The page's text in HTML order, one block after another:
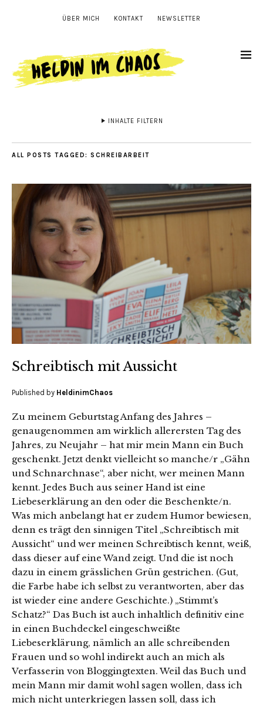
ÜBER MICH KONTAKT NEWSLETTER
INHALTE FILTERN
ALL POSTS TAGGED: SCHREIBARBEIT
Schreibtisch mit Aussicht
Published by HeldinimChaos
Zu meinem Geburtstag Anfang des Jahres –
genaugenommen am wirklich allerersten Tag des
Jahres, zu Neujahr – hat mir mein Mann ein Buch
geschenkt. Jetzt denkt vielleicht so manche/r „Gähn
und Schnarchnase“, aber nicht, wer meinen Mann
kennt. Jedes Buch aus seiner Hand ist eine
Liebeserklärung an den oder die Beschenkte/n.
Was mich anbelangt hat er zudem Humor bewiesen,
denn es trägt den sinnigen Titel „Schreibtisch mit
Aussicht“ und wer meinen Schreibtisch kennt, weiß,
dass dieser auf eine Wand zeigt. Und die ist noch
dazu in einem grässlichen Grün gestrichen. (Gut,
die Farbe habe ich selbst zu verantworten, aber das
ist wieder eine andere Geschichte.) „Stimmt’s
Schatz?“ Das Buch ist auch inhaltlich definitiv eine
in einen Buchdeckel eingeschweißte
Liebeserklärung, nämlich an alle schreibenden
Frauen und so wohl indirekt auch an mich als
Verfasserin von Bloggingtexten. Weil das Buch und
mein Mann mir damit wohl sagen wollen, dass ich
mich nicht unterkriegen lassen soll, dass ich